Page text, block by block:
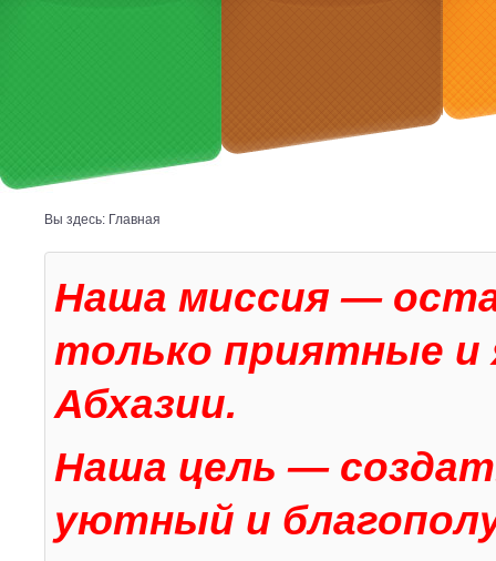
Вы здесь: Главная
Наша миссия —
только приятные и
Абхазии.
Наша цель —
уютный и